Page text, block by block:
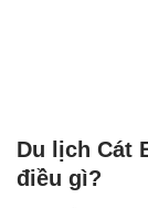
Du lịch Cát
điều gì?